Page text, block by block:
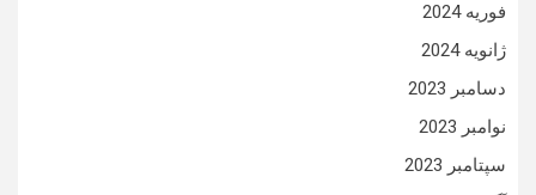
فوریه 2024
ژانویه 2024
دسامبر 2023
نوامبر 2023
سپتامبر 2023